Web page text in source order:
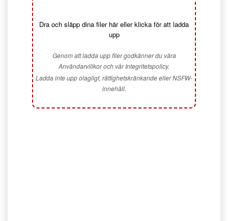
Dra och släpp dina filer här eller klicka för att ladda
upp
Genom att ladda upp filer godkänner du våra
Användarvillkor och vår Integritetspolicy.
Ladda inte upp olagligt, rättighetskränkande eller NSFW-
innehåll.